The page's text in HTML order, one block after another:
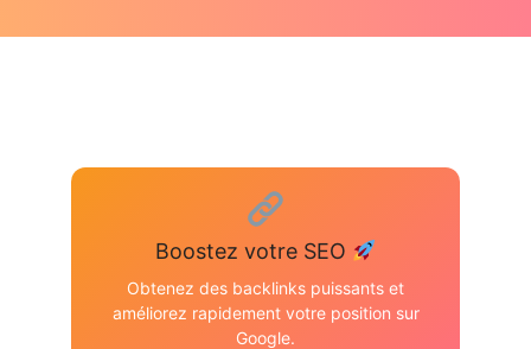
Boostez votre SEO
Obtenez des backlinks puissants et
améliorez rapidement votre position sur
Google.